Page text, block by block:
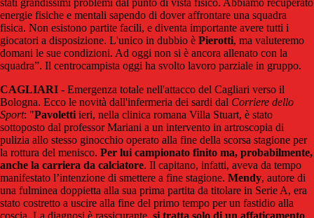
stati grandissimi problemi dal punto di vista fisico. Abbiamo recuperato
energie fisiche e mentali sapendo di dover affrontare una squadra
fisica. Non esistono partite facili, e diventa importante avere tutti i
giocatori a disposizione. L'unico in dubbio è Pierotti, ma valuteremo
domani le sue condizioni. Ad oggi non si è ancora allenato con la
squadra”. Il centrocampista oggi ha svolto lavoro parziale in gruppo.
CAGLIARI - Emergenza totale nell'attacco del Cagliari verso il
Bologna. Ecco le novità dall'infermeria dei sardi dal Corriere dello
Sport: "Pavoletti ieri, nella clinica romana Villa Stuart, è stato
sottoposto dal professor Mariani a un intervento in artroscopia di
pulizia allo stesso ginocchio operato alla fine della scorsa stagione per
la rottura del menisco. Per lui campionato finito ma, probabilmente,
anche la carriera da calciatore. Il capitano, infatti, aveva da tempo
manifestato l’intenzione di smettere a fine stagione. Mendy, autore di
una fulminea doppietta alla sua prima partita da titolare in Serie A, era
stato costretto a uscire alla fine del primo tempo per un fastidio alla